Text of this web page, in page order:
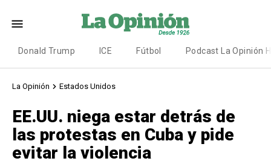
Donald Trump ICE Fútbol Podcast La Opinión
La Opinión Estados Unidos
EE.UU. niega estar detrás de
las protestas en Cuba y pide
evitar la violencia